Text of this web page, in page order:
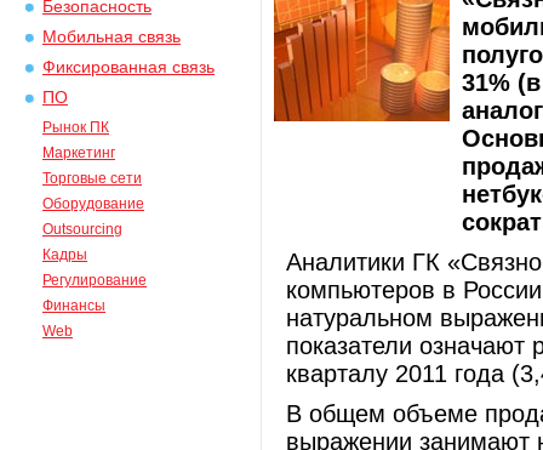
Безопасность
Мобильная связь
Фиксированная связь
ПО
Рынок ПК
Маркетинг
Торговые сети
Оборудование
Outsourcing
Кадры
Регулирование
Финансы
Web
31%
Аналитики ГК
компьютеров в
натуральном
показатели
кварталу 2011 года
В общем объеме
выражении занимают